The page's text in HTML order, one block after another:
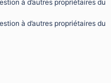
à d’autres propriétaires du
à d’autres propriétaires du